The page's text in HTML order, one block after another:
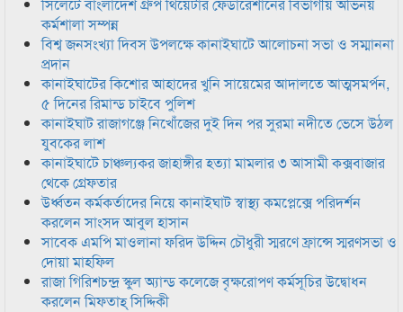
কর্মশালা সম্পন্ন
বিশ্ব জনসংখ্যা দিবস উপলক্ষে কানাইঘাটে আলোচনা সভা ও সম্মাননা
প্রদান
কানাইঘাটের কিশোর আহাদের খুনি সায়েমের আদালতে আত্মসমর্পন,
৫ দিনের রিমান্ড চাইবে পুলিশ
কানাইঘাট রাজাগঞ্জে নিখোঁজের দুই দিন পর সুরমা নদীতে ভেসে উঠল
যুবকের লাশ
কানাইঘাটে চাঞ্চল্যকর জাহাঙ্গীর হত্যা মামলার ৩ আসামী কক্সবাজার
থেকে গ্রেফতার
উর্ধ্বতন কর্মকর্তাদের নিয়ে কানাইঘাট স্বাস্থ্য কমপ্লেক্সে পরিদর্শন
করলেন সাংসদ আবুল হাসান
সাবেক এমপি মাওলানা ফরিদ উদ্দিন চৌধুরী স্মরণে ফ্রান্সে স্মরণসভা ও
দোয়া মাহফিল
রাজা গিরিশচন্দ্র স্কুল অ্যান্ড কলেজে বৃক্ষরোপণ কর্মসূচির উদ্বোধন
করলেন মিফতাহ্ সিদ্দিকী